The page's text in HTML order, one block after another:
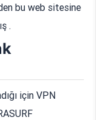
bu web sitesine
.
için VPN